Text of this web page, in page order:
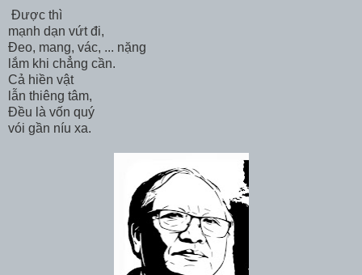
Được thì
mạnh dạn vứt đi,
Đeo, mang, vác, ... nặng
lắm khi chẳng cần.
Cả hiền vật
lẫn thiêng tâm,
Đều là vốn quý
vói gần níu xa.